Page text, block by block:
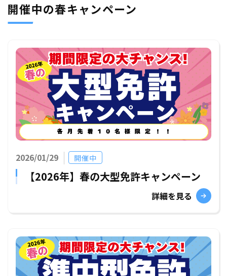
開催中の春キャンペーン
2026/01/29 開催中
【2026年】春の大型免許キャンペーン
詳細を見る